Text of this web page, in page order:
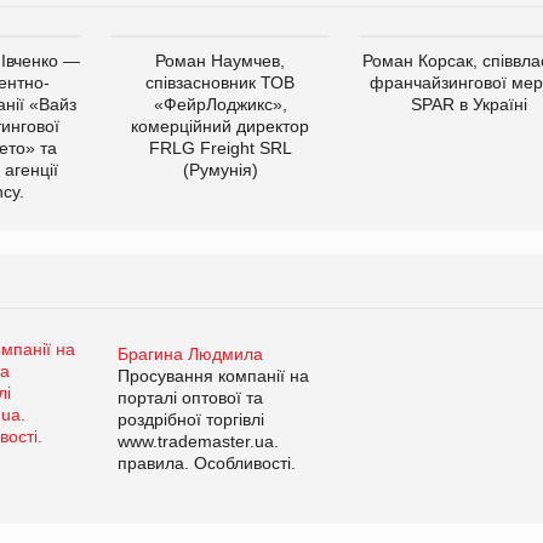
—
«Вайз
та
Роман Наумчев,
співзасновник ТОВ
«ФейрЛоджикс»,
комерційний директор
FRLG Freight SRL
(Румунія)
Роман Корсак,
франчайзингової
SPAR в Україні
Брагина Людмила
Просування компанії на
порталі оптової та
роздрібної торгівлі
www.trademaster.ua.
правила. Особливості.